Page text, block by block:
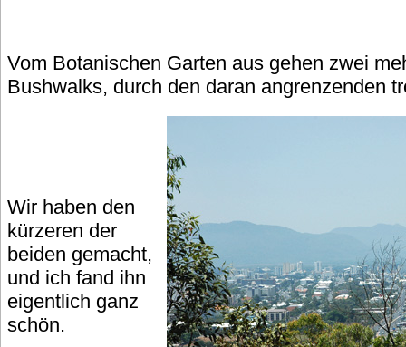
Vom Botanischen Garten aus gehen zwei
Bushwalks, durch den daran angrenzenden
Wir haben den
kürzeren der
beiden gemacht,
und ich fand ihn
eigentlich ganz
schön.